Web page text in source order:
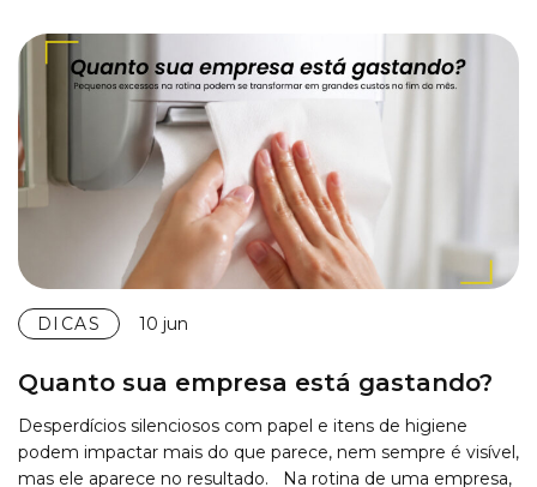
DICAS 10 jun
Quanto sua empresa está gastando?
Desperdícios silenciosos com papel e itens de higiene
podem impactar mais do que parece, nem sempre é visível,
mas ele aparece no resultado. Na rotina de uma empresa,